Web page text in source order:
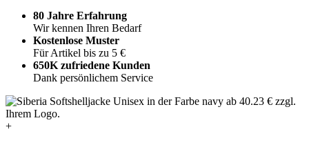
80 Jahre Erfahrung
Wir kennen Ihren Bedarf
Kostenlose Muster
Für Artikel bis zu 5 €
650K zufriedene Kunden
Dank persönlichem Service
+